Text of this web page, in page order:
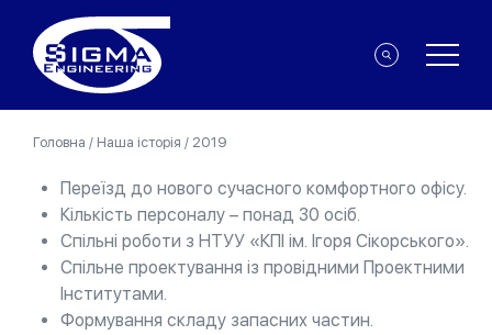
Головна / Наша історія / 2019
Переїзд до нового сучасного комфортного офісу.
Кількість персоналу – понад 30 осіб.
Спільні роботи з НТУУ «КПІ ім. Ігоря Сікорського».
Спільне проектування із провідними Проектними
Інститутами.
Формування складу запасних частин.